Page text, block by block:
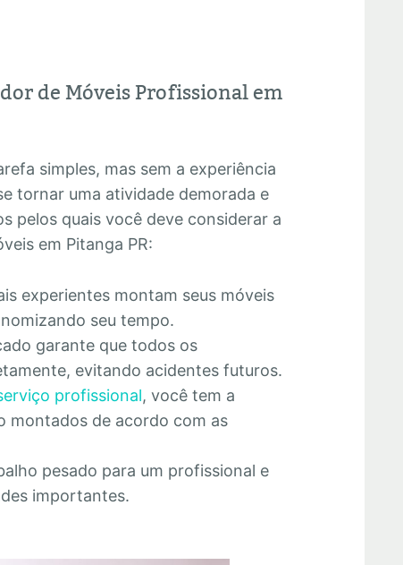
de Móveis Profissional em
simples, mas sem a experiência
tornar uma atividade demorada e
pelos quais você deve considerar a
em Pitanga PR:
experientes montam seus móveis
seu tempo.
garante que todos os
evitando acidentes futuros.
profissional, você tem a
montados de acordo com as
pesado para um profissional e
importantes.